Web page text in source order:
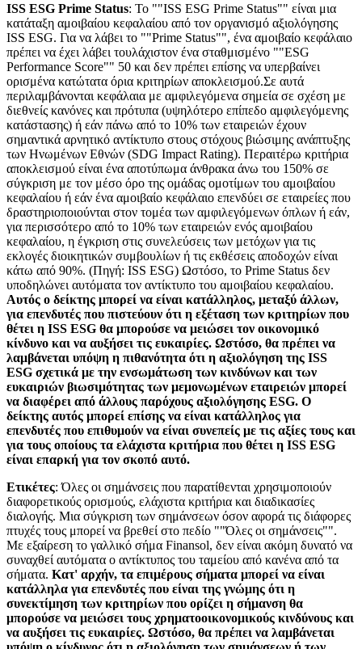
ISS ESG Prime Status: Το ""ISS ESG Prime Status"" είναι μια
κατάταξη αμοιβαίου κεφαλαίου από τον οργανισμό αξιολόγησης
ISS ESG. Για να λάβει το ""Prime Status"", ένα αμοιβαίο κεφάλαιο
πρέπει να έχει λάβει τουλάχιστον ένα σταθμισμένο ""ESG
Performance Score"" 50 και δεν πρέπει επίσης να υπερβαίνει
ορισμένα κατώτατα όρια κριτηρίων αποκλεισμού.Σε αυτά
περιλαμβάνονται κεφάλαια με αμφιλεγόμενα σημεία σε σχέση με
διεθνείς κανόνες και πρότυπα (υψηλότερο επίπεδο αμφιλεγόμενης
κατάστασης) ή εάν πάνω από το 10% των εταιρειών έχουν
σημαντικά αρνητικό αντίκτυπο στους στόχους βιώσιμης ανάπτυξης
των Ηνωμένων Εθνών (SDG Impact Rating). Περαιτέρω κριτήρια
αποκλεισμού είναι ένα αποτύπωμα άνθρακα άνω του 150% σε
σύγκριση με τον μέσο όρο της ομάδας ομοτίμων του αμοιβαίου
κεφαλαίου ή εάν ένα αμοιβαίο κεφάλαιο επενδύει σε εταιρείες που
δραστηριοποιούνται στον τομέα των αμφιλεγόμενων όπλων ή εάν,
για περισσότερο από το 10% των εταιρειών ενός αμοιβαίου
κεφαλαίου, η έγκριση στις συνελεύσεις των μετόχων για τις
εκλογές διοικητικών συμβουλίων ή τις εκθέσεις αποδοχών είναι
κάτω από 90%. (Πηγή: ISS ESG) Ωστόσο, το Prime Status δεν
υποδηλώνει αυτόματα τον αντίκτυπο του αμοιβαίου κεφαλαίου.
Αυτός ο δείκτης μπορεί να είναι κατάλληλος, μεταξύ άλλων,
για επενδυτές που πιστεύουν ότι η εξέταση των κριτηρίων που
θέτει η ISS ESG θα μπορούσε να μειώσει τον οικονομικό
κίνδυνο και να αυξήσει τις ευκαιρίες. Ωστόσο, θα πρέπει να
λαμβάνεται υπόψη η πιθανότητα ότι η αξιολόγηση της ISS
ESG σχετικά με την ενσωμάτωση των κινδύνων και των
ευκαιριών βιωσιμότητας των μεμονωμένων εταιρειών μπορεί
να διαφέρει από άλλους παρόχους αξιολόγησης ESG. Ο
δείκτης αυτός μπορεί επίσης να είναι κατάλληλος για
επενδυτές που επιθυμούν να είναι συνεπείς με τις αξίες τους και
για τους οποίους τα ελάχιστα κριτήρια που θέτει η ISS ESG
είναι επαρκή για τον σκοπό αυτό.
Ετικέτες: Όλες οι σημάνσεις που παρατίθενται χρησιμοποιούν
διαφορετικούς ορισμούς, ελάχιστα κριτήρια και διαδικασίες
διαλογής. Μια σύγκριση των σημάνσεων όσον αφορά τις διάφορες
πτυχές τους μπορεί να βρεθεί στο πεδίο ""Όλες οι σημάνσεις"".
Με εξαίρεση το γαλλικό σήμα Finansol, δεν είναι ακόμη δυνατό να
συναχθεί αυτόματα ο αντίκτυπος του ταμείου από κανένα από τα
σήματα. Κατ' αρχήν, τα επιμέρους σήματα μπορεί να είναι
κατάλληλα για επενδυτές που είναι της γνώμης ότι η
συνεκτίμηση των κριτηρίων που ορίζει η σήμανση θα
μπορούσε να μειώσει τους χρηματοοικονομικούς κινδύνους και
να αυξήσει τις ευκαιρίες. Ωστόσο, θα πρέπει να λαμβάνεται